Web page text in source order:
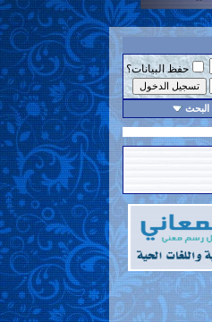
حفظ البيانات؟
البحث